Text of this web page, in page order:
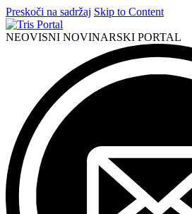
Preskoči na sadržaj Skip to Content
NEOVISNI NOVINARSKI PORTAL